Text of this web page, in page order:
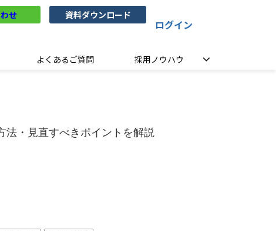
せ 資料ダウンロード
ログイン
よくあるご質問 採用ノウハウ
法・見直すべきポイントを解説